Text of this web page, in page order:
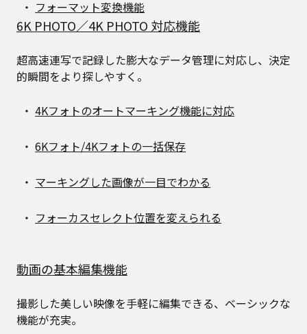
フォーマット変換機能
6K PHOTO／4K PHOTO 対応機能
超高速連写で記録した膨大なデータ管理に対応し、決定
的瞬間をより探しやすく。
4Kフォトのオートマーキング機能に対応
6Kフォト/4Kフォトの一括保存
マーキングした画像が一目でわかる
フォーカスセレクト位置を変えられる
動画の基本編集機能
撮影した美しい映像を手軽に編集できる、ベーシックな
機能が充実。